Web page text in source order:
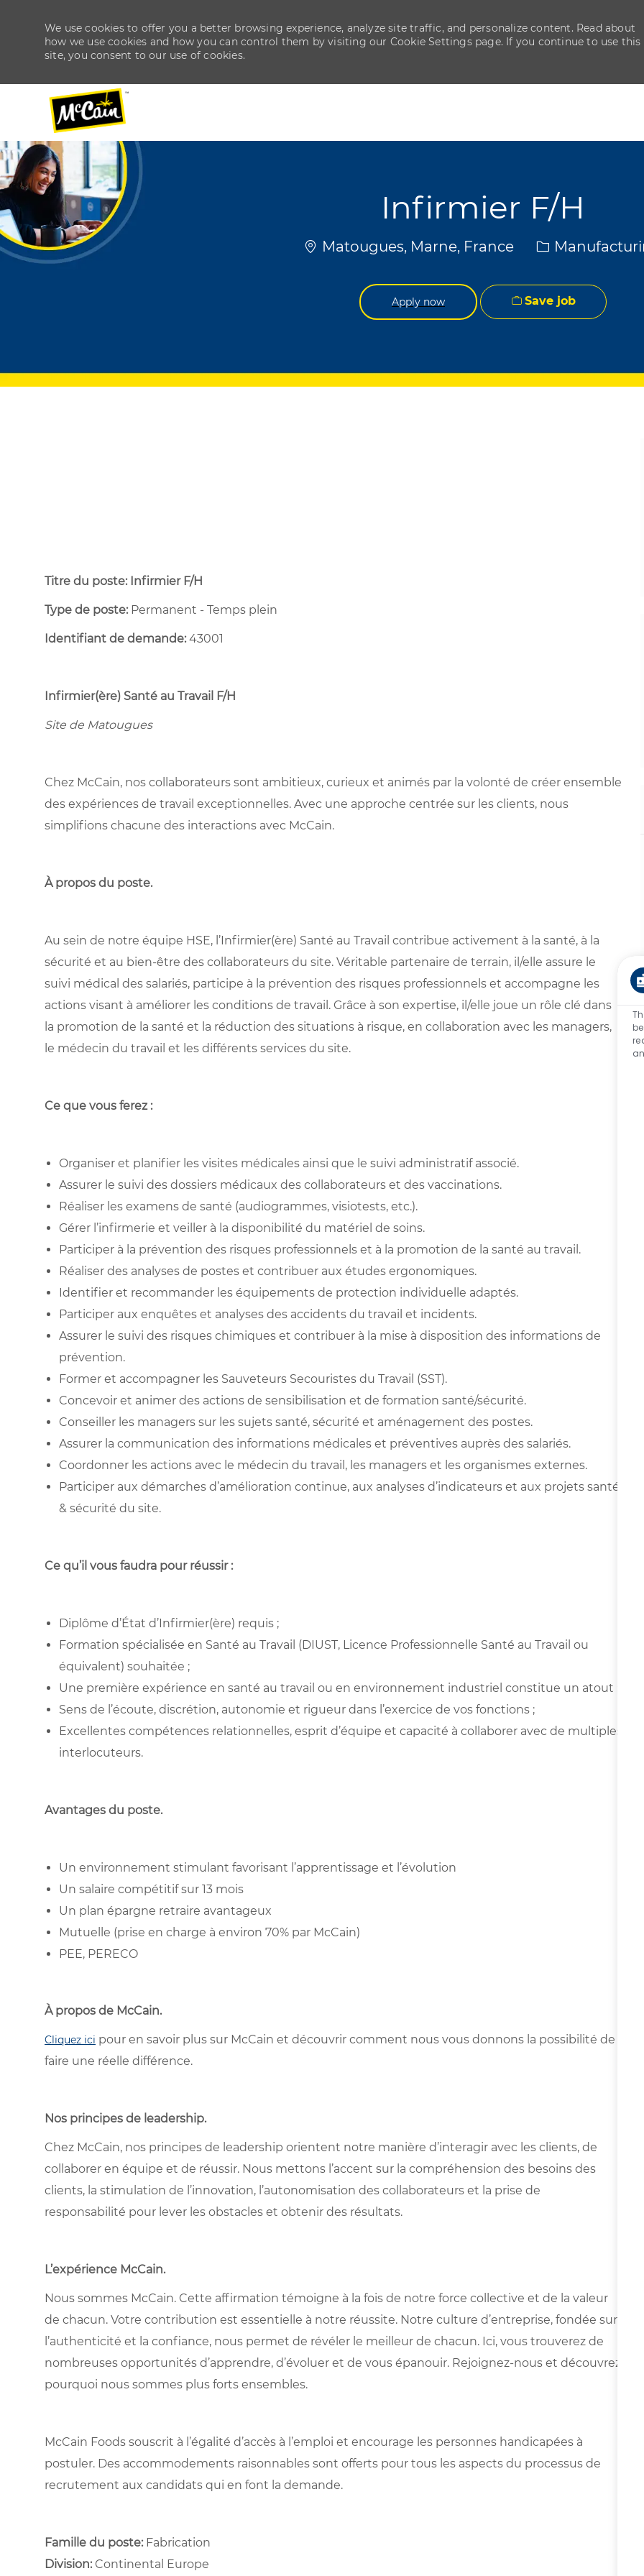
-
-
We use cookies to offer you a better browsing experience, analyze site traffic, and personalize content. Read about
how we use cookies and how you can control them by visiting our Cookie Settings page. If you continue to use this
site, you consent to our use of cookies.
Infirmier F/H
Location
Matougues, Marne, France Category
Apply now Save job
Titre du poste: Infirmier F/H
Type de poste:Permanent - Temps plein ​
Identifiant de demande:43001
Infirmier(ère) Santé au Travail F/H
Site de Matougues
Chez McCain, nos collaborateurs sont ambitieux, curieux et animés par la volonté de créer ensemble
des expériences de travail exceptionnelles. Avec une approche centrée sur les clients, nous
simplifions chacune des interactions avec McCain.
À propos du poste.
Au sein de notre équipe HSE, l’Infirmier(ère) Santé au Travail contribue activement à la santé, à la
sécurité et au bien-être des collaborateurs du site. Véritable partenaire de terrain, il/elle assure le
suivi médical des salariés, participe à la prévention des risques professionnels et accompagne les
actions visant à améliorer les conditions de travail. Grâce à son expertise, il/elle joue un rôle clé dans
la promotion de la santé et la réduction des situations à risque, en collaboration avec les managers,
le médecin du travail et les différents services du site.
Ce que vous ferez :
Organiser et planifier les visites médicales ainsi que le suivi administratif associé.
Assurer le suivi des dossiers médicaux des collaborateurs et des vaccinations.
Réaliser les examens de santé (audiogrammes, visiotests, etc.).
Gérer l’infirmerie et veiller à la disponibilité du matériel de soins.
Participer à la prévention des risques professionnels et à la promotion de la santé au travail.
Réaliser des analyses de postes et contribuer aux études ergonomiques.
Identifier et recommander les équipements de protection individuelle adaptés.
Participer aux enquêtes et analyses des accidents du travail et incidents.
Assurer le suivi des risques chimiques et contribuer à la mise à disposition des informations de
prévention.
Former et accompagner les Sauveteurs Secouristes du Travail (SST).
Concevoir et animer des actions de sensibilisation et de formation santé/sécurité.
Conseiller les managers sur les sujets santé, sécurité et aménagement des postes.
Assurer la communication des informations médicales et préventives auprès des salariés.
Coordonner les actions avec le médecin du travail, les managers et les organismes externes.
Participer aux démarches d’amélioration continue, aux analyses d’indicateurs et aux projets santé
& sécurité du site.
Ce qu’il vous faudra pour réussir :
Diplôme d’État d’Infirmier(ère) requis ;
Formation spécialisée en Santé au Travail (DIUST, Licence Professionnelle Santé au Travail ou
équivalent) souhaitée ;
Une première expérience en santé au travail ou en environnement industriel constitue un atout ;
Sens de l’écoute, discrétion, autonomie et rigueur dans l’exercice de vos fonctions ;
Excellentes compétences relationnelles, esprit d’équipe et capacité à collaborer avec de multiples
interlocuteurs.
Avantages du poste.
Un environnement stimulant favorisant l’apprentissage et l’évolution
Un salaire compétitif sur 13 mois
Un plan épargne retraire avantageux
Mutuelle (prise en charge à environ 70% par McCain)
PEE, PERECO
À propos de McCain.
Cliquez ici pour en savoir plus sur McCain et découvrir comment nous vous donnons la possibilité de
faire une réelle différence.
Nos principes de leadership.
Chez McCain, nos principes de leadership orientent notre manière d’interagir avec les clients, de
collaborer en équipe et de réussir. Nous mettons l’accent sur la compréhension des besoins des
clients, la stimulation de l’innovation, l’autonomisation des collaborateurs et la prise de
responsabilité pour lever les obstacles et obtenir des résultats.
L’expérience McCain.
Nous sommes McCain. Cette affirmation témoigne à la fois de notre force collective et de la valeur
de chacun. Votre contribution est essentielle à notre réussite. Notre culture d’entreprise, fondée sur
l’authenticité et la confiance, nous permet de révéler le meilleur de chacun. Ici, vous trouverez de
nombreuses opportunités d’apprendre, d’évoluer et de vous épanouir. Rejoignez-nous et découvrez
pourquoi nous sommes plus forts ensembles.
McCain Foods souscrit à l’égalité d’accès à l’emploi et encourage les personnes handicapées à
postuler. Des accommodements raisonnables sont offerts pour tous les aspects du processus de
recrutement aux candidats qui en font la demande.
Famille du poste: Fabrication
Division: Continental Europe